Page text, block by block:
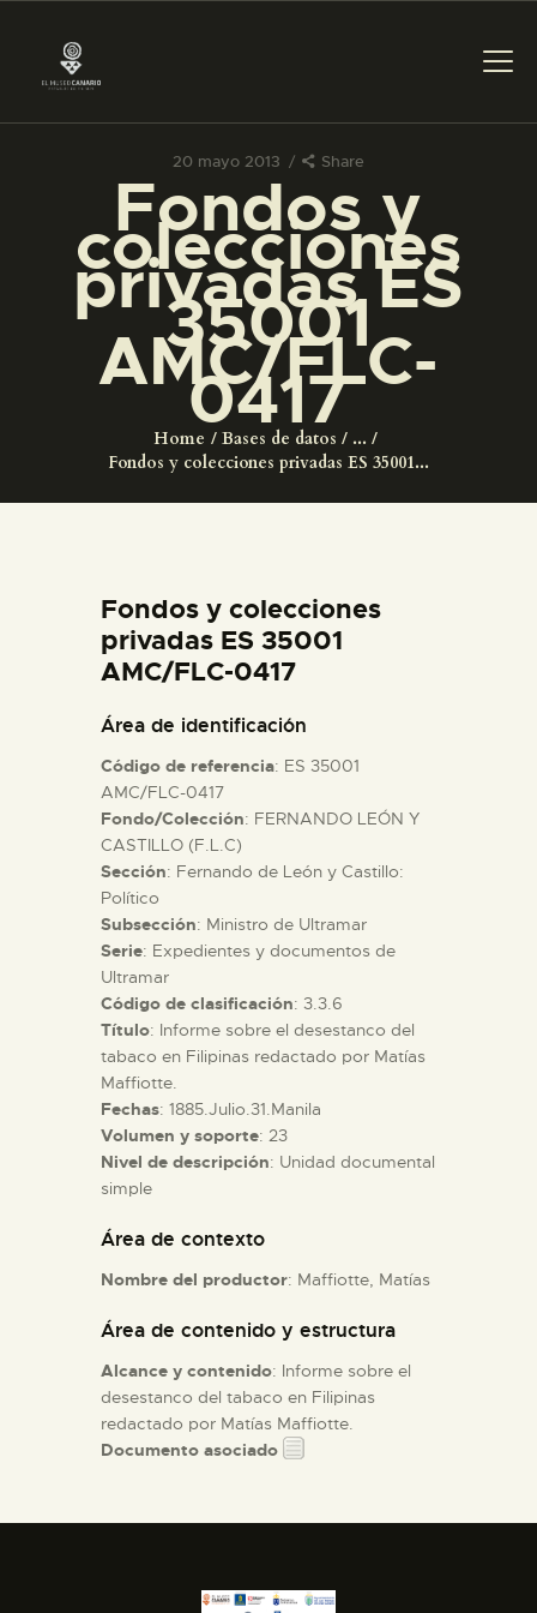
20 mayo 2013 Share
Fondos y
colecciones
privadas ES
35001
AMC/FLC-
0417
Home Bases de datos
...
Fondos y colecciones privadas ES 35001...
PREPARAR LA VISITA
ACTIVIDADES
█
EL MUSEO
ESPAÑOL
ACTIVIDADES
█
EL MUSEO
COLECCIONES
DIDÁCTICA
ESPAÑOL
Fondos y colecciones
privadas ES 35001
AMC/FLC-0417
Área de identificación
Código de referencia: ES 35001
AMC/FLC-0417
Fondo/Colección: FERNANDO LEÓN Y
CASTILLO (F.L.C)
Sección: Fernando de León y Castillo:
Político
Subsección: Ministro de Ultramar
Serie: Expedientes y documentos de
Ultramar
Código de clasificación: 3.3.6
Título: Informe sobre el desestanco del
tabaco en Filipinas redactado por Matías
Maffiotte.
Fechas: 1885.Julio.31.Manila
Volumen y soporte: 23
Nivel de descripción: Unidad documental
simple
Área de contexto
Nombre del productor: Maffiotte, Matías
Área de contenido y estructura
Alcance y contenido: Informe sobre el
desestanco del tabaco en Filipinas
redactado por Matías Maffiotte.
Documento asociado